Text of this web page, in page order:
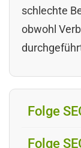
schlechte
obwohl
Folge
Folge